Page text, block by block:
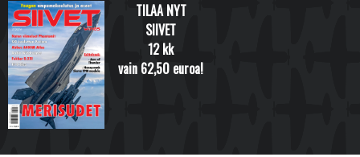
TILAA NYT
SIIVET
12 kk
vain 62,50 euroa!